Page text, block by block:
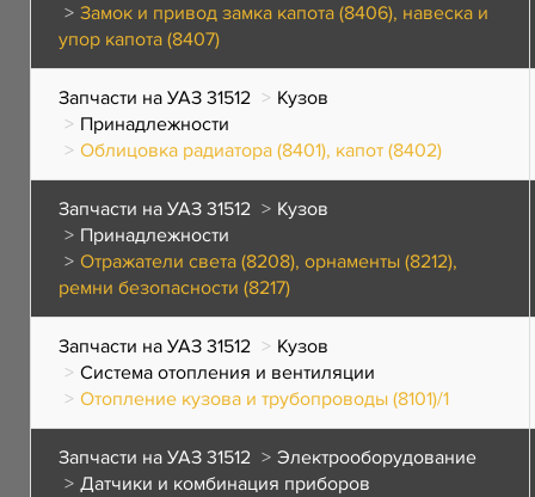
Замок и привод замка капота (8406), навеска и
упор капота (8407)
Запчасти на УАЗ 31512
Кузов
Принадлежности
Облицовка радиатора (8401), капот (8402)
Запчасти на УАЗ 31512
Кузов
Принадлежности
Отражатели света (8208), орнаменты (8212),
ремни безопасности (8217)
Запчасти на УАЗ 31512
Кузов
Система отопления и вентиляции
Отопление кузова и трубопроводы (8101)/1
Запчасти на УАЗ 31512
Электрооборудование
Датчики и комбинация приборов